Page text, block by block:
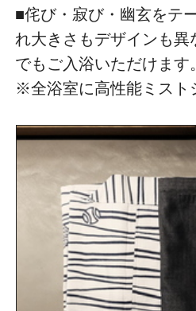
■侘び・寂び・幽玄をテ
れ大きさもデザインも
でもご入浴いただけます
※全浴室に高性能ミスト